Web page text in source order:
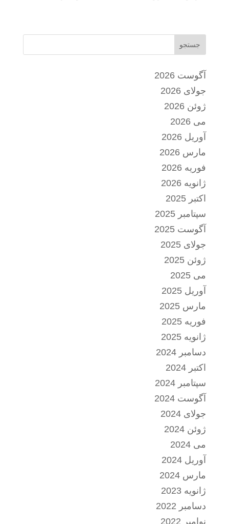
جستجو
آگوست 2026
جولای 2026
ژوئن 2026
می 2026
آوریل 2026
مارس 2026
فوریه 2026
ژانویه 2026
اکتبر 2025
سپتامبر 2025
آگوست 2025
جولای 2025
ژوئن 2025
می 2025
آوریل 2025
مارس 2025
فوریه 2025
ژانویه 2025
دسامبر 2024
اکتبر 2024
سپتامبر 2024
آگوست 2024
جولای 2024
ژوئن 2024
می 2024
آوریل 2024
مارس 2024
ژانویه 2023
دسامبر 2022
نوامبر 2022